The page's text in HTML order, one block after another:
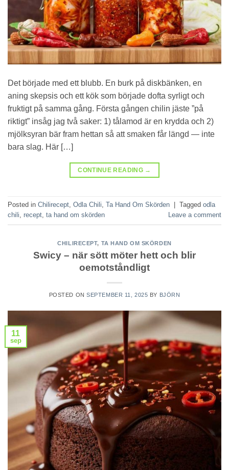
Det började med ett blubb. En burk på diskbänken, en
aning skepsis och ett kök som började dofta syrligt och
fruktigt på samma gång. Första gången chilin jäste ”på
riktigt” insåg jag två saker: 1) tålamod är en krydda och 2)
mjölksyran bär fram hettan så att smaken får längd — inte
bara slag. Här […]
CONTINUE READING →
Posted in Chilirecept, Odla Chili, Ta Hand Om Skörden Tagged odla
chili, recept, ta hand om skörden Leave a comment
CHILIRECEPT, TA HAND OM SKÖRDEN
Swicy – när sött möter hett och blir
oemotståndligt
POSTED ONSEPTEMBER 11, 2025 BY BJÖRN
11
sep